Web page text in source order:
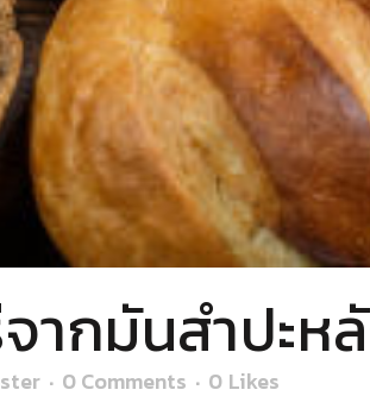
จากมันสำปะ
0 Comments 0 Likes